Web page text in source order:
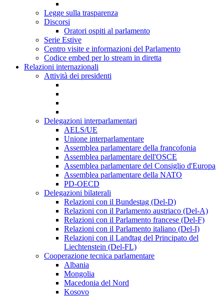
Legge sulla trasparenza
Discorsi
Oratori ospiti al parlamento
Serie Estive
Centro visite e informazioni del Parlamento
Codice embed per lo stream in diretta
Relazioni internazionali
Attività dei presidenti
Delegazioni interparlamentari
AELS/UE
Unione interparlamentare
Assemblea parlamentare della francofonia
Assemblea parlamentare dell'OSCE
Assemblea parlamentare del Consiglio d'Europa
Assemblea parlamentare della NATO
PD-OECD
Delegazioni bilaterali
Relazioni con il Bundestag (Del-D)
Relazioni con il Parlamento austriaco (Del-A)
Relazioni con il Parlamento francese (Del-F)
Relazioni con il Parlamento italiano (Del-I)
Relazioni con il Landtag del Principato del
Liechtenstein (Del-FL)
Cooperazione tecnica parlamentare
Albania
Mongolia
Macedonia del Nord
Kosovo